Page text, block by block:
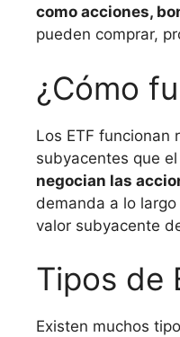
como acciones,
pueden comprar,
¿Cómo
Los ETF funcionan
subyacentes que
negocian las
demanda a lo
valor subyacente
Tipos de
Existen muchos